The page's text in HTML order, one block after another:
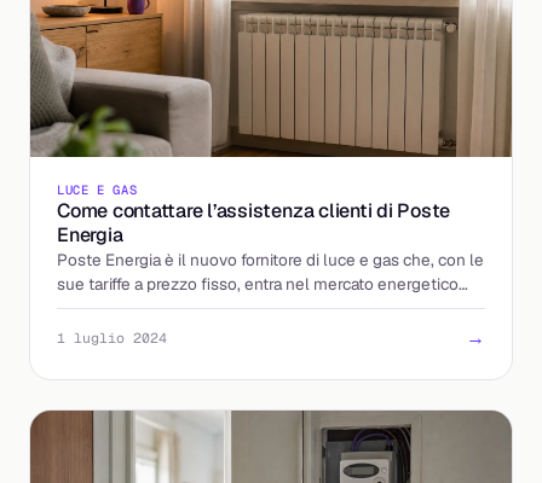
LUCE E GAS
Come contattare l’assistenza clienti di Poste
Energia
Poste Energia è il nuovo fornitore di luce e gas che, con le
sue tariffe a prezzo fisso, entra nel mercato energetico
come alternativa trasparente e sostenibile
1 luglio 2024 →